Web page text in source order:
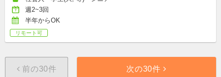
週2~3回
半年からOK
リモート可
前の30件 次の30件